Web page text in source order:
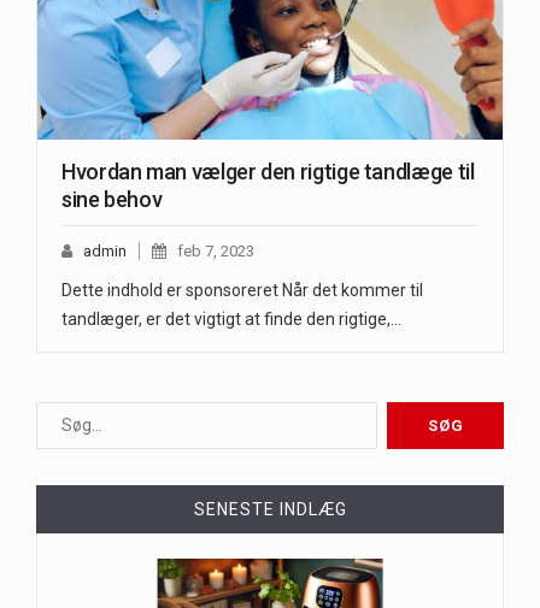
Hvordan man vælger den rigtige tandlæge til
sine behov
admin feb 7, 2023
Dette indhold er sponsoreret Når det kommer til
tandlæger, er det vigtigt at finde den rigtige,…
SENESTE INDLÆG